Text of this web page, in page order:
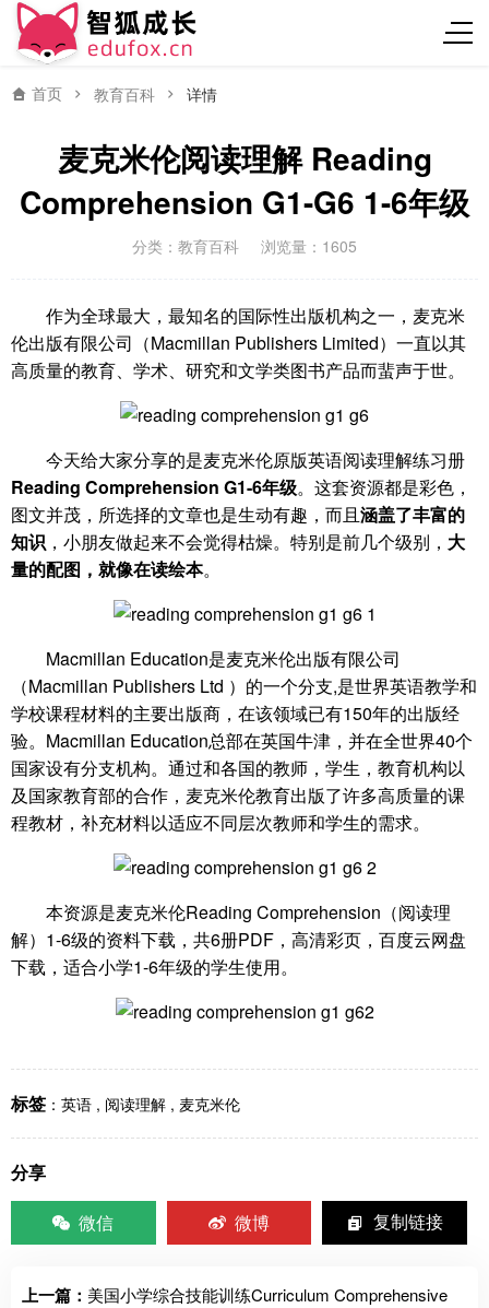
首页 教育百科 详情
麦克米伦阅读理解 Reading
Comprehension G1-G6 1-6年级
分类： 教育百科 浏览量：1605
作为全球最大，最知名的国际性出版机构之一，麦克米
伦出版有限公司（Macmillan Publishers Limited）一直以其
高质量的教育、学术、研究和文学类图书产品而蜚声于世。
今天给大家分享的是麦克米伦原版英语阅读理解练习册
Reading Comprehension G1-6年级。这套资源都是彩色，
图文并茂，所选择的文章也是生动有趣，而且涵盖了丰富的
知识 ，小朋友做起来不会觉得枯燥。特别是前几个级别， 大
量的配图，就像在读绘本。
Macmillan Education是麦克米伦出版有限公司
（Macmillan Publishers Ltd ）的一个分支,是世界英语教学和
学校课程材料的主要出版商，在该领域已有150年的出版经
验。Macmillan Education总部在英国牛津，并在全世界40个
国家设有分支机构。通过和各国的教师，学生，教育机构以
及国家教育部的合作，麦克米伦教育出版了许多高质量的课
程教材，补充材料以适应不同层次教师和学生的需求。
本资源是麦克米伦Reading Comprehension（阅读理
解）1-6级的资料下载，共6册PDF，高清彩页，百度云网盘
下载，适合小学1-6年级的学生使用。
标签 ： 英语 , 阅读理解 , 麦克米伦
分享
微信
微博 复制链接
上一篇： 美国小学综合技能训练Curriculum Comprehensive